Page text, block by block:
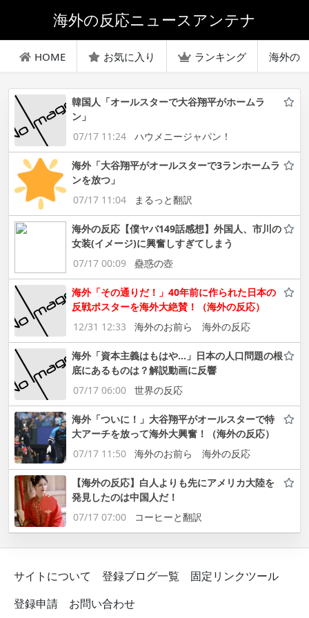
海外の反応ニュースアンテナ
HOME お気に入り ランキング 海外の
韓国人「オールスターで大谷翔平がホームラ
ン」
07/17 11:24
ハウメニージャパン！
海外「大谷翔平がオールスターで3ランホームラ
ンを放つ」
07/17 11:04
まるっと翻訳
海外の反応【僕ヤバ149話感想】外国人、市川の
女装(イメージ)に興奮しすぎてしまう
07/17 00:09
蠱惑の壺
海外「その通りだ！」40年前に作られた日本の
反戦ポスターを海外大絶賛！（海外の反応）
12/31 12:33
海外のお前ら 海外の反応
海外「資本主義はもはや…」日本の人口問題の根
底にあるものは？解説動画に反響
07/17 06:00
世界の反応
海外「ついに！」大谷翔平がオールスターで特
大アーチを放って海外大興奮！（海外の反応）
07/17 11:50
海外のお前ら 海外の反応
【海外の反応】白人よりも先にアメリカ大陸を
発見したのは中国人だ！
07/17 07:00
コーヒーと翻訳
サイトについて 登録ブログ一覧
固定リンクツール
登録申請
お問い合わせ